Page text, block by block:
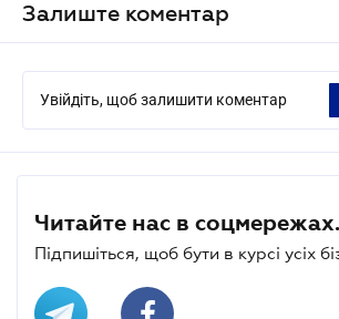
Залиште коментар
Увійдіть, щоб залишити коментар
Читайте нас в соцмережах.
Підпишіться, щоб бути в курсі усіх